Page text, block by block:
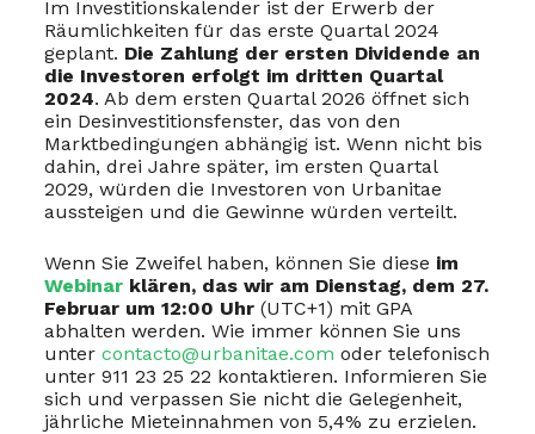
Im Investitionskalender ist der Erwerb der
Räumlichkeiten für das erste Quartal 2024
geplant. Die Zahlung der ersten Dividende an
die Investoren erfolgt im dritten Quartal
2024. Ab dem ersten Quartal 2026 öffnet sich
ein Desinvestitionsfenster, das von den
Marktbedingungen abhängig ist. Wenn nicht bis
dahin, drei Jahre später, im ersten Quartal
2029, würden die Investoren von Urbanitae
aussteigen und die Gewinne würden verteilt.
Wenn Sie Zweifel haben, können Sie diese im
Webinarklären, das wir am Dienstag, dem 27.
Februar um 12:00 Uhr(UTC+1) mit GPA
abhalten werden. Wie immer können Sie uns
unter contacto@urbanitae.com oder telefonisch
unter 911 23 25 22 kontaktieren. Informieren Sie
sich und verpassen Sie nicht die Gelegenheit,
jährliche Mieteinnahmen von 5,4% zu erzielen.